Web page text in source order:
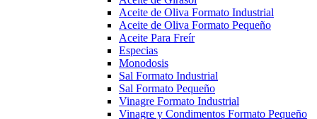
Aceite de Oliva Formato Industrial
Aceite de Oliva Formato Pequeño
Aceite Para Freír
Especias
Monodosis
Sal Formato Industrial
Sal Formato Pequeño
Vinagre Formato Industrial
Vinagre y Condimentos Formato Pequeño